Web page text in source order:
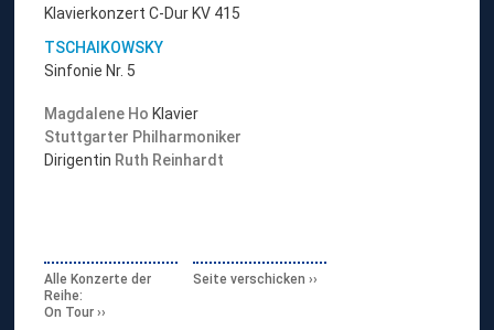
Klavierkonzert C-Dur KV 415
TSCHAIKOWSKY
Sinfonie Nr. 5
Magdalene Ho Klavier
Stuttgarter Philharmoniker
Dirigentin Ruth Reinhardt
Alle Konzerte der
Reihe:
On Tour
Seite verschicken